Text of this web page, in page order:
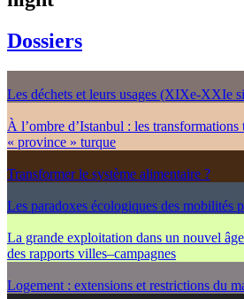
Dossiers
Les déchets et leurs usages (XIXe-XXIe
À l’ombre d’Istanbul : les transformations
« province » turque
Transformer le système alimentaire ?
Les paradoxes écologiques des mobilités
La grande exploitation dans un nouvel
des rapports villes–campagnes
Logement : extensions et restrictions du